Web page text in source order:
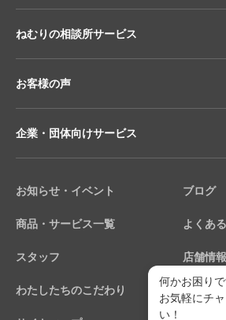
ねむりの相談所サービス
お客様の声
企業・団体向けサービス
お知らせ・イベント ブログ
商品・サービス一覧 よくあ
スタッフ 店舗情報
わたしたちのこだわり 個人情報
何かお困り
お気軽にチ
い！